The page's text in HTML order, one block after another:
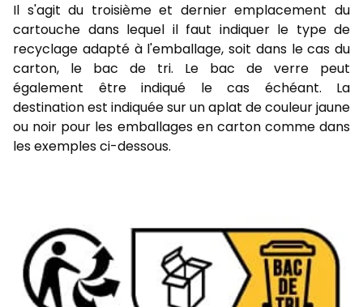
Il s'agit du troisième et dernier emplacement du
cartouche dans lequel il faut indiquer le type de
recyclage adapté à l'emballage, soit dans le cas du
carton, le bac de tri. Le bac de verre peut
également être indiqué le cas échéant. La
destination est indiquée sur un aplat de couleur jaune
ou noir pour les emballages en carton comme dans
les exemples ci-dessous.